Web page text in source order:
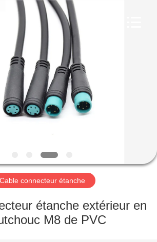
Cable connecteur étanche
étanche extérieur en
M8 de PVC